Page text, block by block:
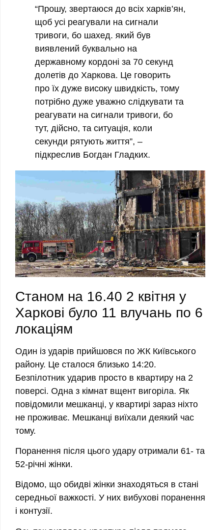
“Прошу, звертаюся до всіх харків’ян,
щоб усі реагували на сигнали
тривоги, бо шахед. який був
виявлений буквально на
державному кордоні за 70 секунд
долетів до Харкова. Це говорить
про їх дуже високу швидкість, тому
потрібно дуже уважно слідкувати та
реагувати на сигнали тривоги, бо
тут, дійсно, та ситуація, коли
секунди рятують життя”, –
підкреслив Богдан Гладких.
Станом на 16.40 2 квітня у
Харкові було 11 влучань по 6
локаціям
Один із ударів прийшовся по ЖК Київського
району. Це сталося близько 14:20.
Безпілотник ударив просто в квартиру на 2
поверсі. Одна з кімнат вщент вигоріла. Як
повідомили мешканці, у квартирі зараз ніхто
не проживає. Мешканці виїхали деякий час
тому.
Поранення після цього удару отримали 61‐ та
52-річні жінки.
Відомо, що обидві жінки знаходяться в стані
середньої важкості. У них вибухові поранення
і контузії.